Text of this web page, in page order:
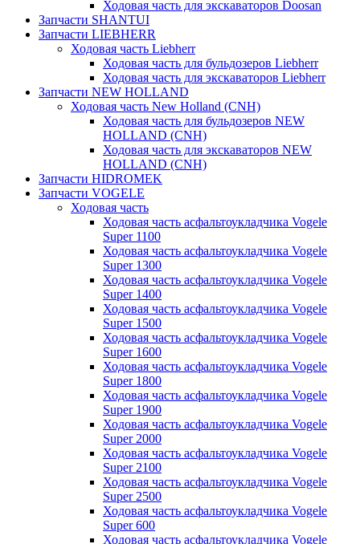
Ходовая часть для экскаваторов Doosan
Запчасти SHANTUI
Запчасти LIEBHERR
Ходовая часть Liebherr
Ходовая часть для бульдозеров Liebherr
Ходовая часть для экскаваторов Liebherr
Запчасти NEW HOLLAND
Ходовая часть New Holland (CNH)
Ходовая часть для бульдозеров NEW
HOLLAND (CNH)
Ходовая часть для экскаваторов NEW
HOLLAND (CNH)
Запчасти HIDROMEK
Запчасти VOGELE
Ходовая часть
Ходовая часть асфальтоукладчика Vogele
Super 1100
Ходовая часть асфальтоукладчика Vogele
Super 1300
Ходовая часть асфальтоукладчика Vogele
Super 1400
Ходовая часть асфальтоукладчика Vogele
Super 1500
Ходовая часть асфальтоукладчика Vogele
Super 1600
Ходовая часть асфальтоукладчика Vogele
Super 1800
Ходовая часть асфальтоукладчика Vogele
Super 1900
Ходовая часть асфальтоукладчика Vogele
Super 2000
Ходовая часть асфальтоукладчика Vogele
Super 2100
Ходовая часть асфальтоукладчика Vogele
Super 2500
Ходовая часть асфальтоукладчика Vogele
Super 600
Ходовая часть асфальтоукладчика Vogele